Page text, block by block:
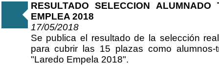
RESULTADO SELECCION
EMPLEA 2018
17/05/2018
Se publica el resultado de la selección
para cubrir las 15 plazas como
"Laredo Empela 2018".